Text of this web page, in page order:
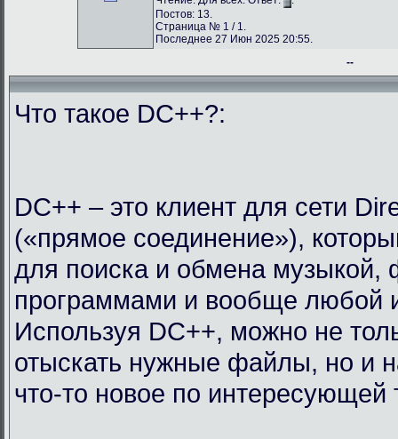
Постов: 13.
Страница № 1 / 1.
Последнее 27 Июн 2025 20:55.
--
Что такое DC++?:
DC++ – это клиент для сети
(«прямое соединение»),
для поиска и обмена
программами и вообще любой
Используя DC++, можно не
отыскать нужные файлы, но и
что-то новое по интересующей